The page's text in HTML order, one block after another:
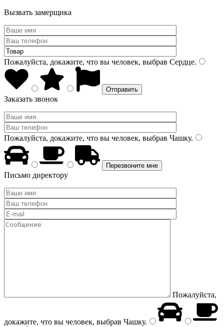
Вызвать замерщика
Пожалуйста, докажите, что вы человек, выбрав Сердце.
Заказать звонок
Пожалуйста, докажите, что вы человек, выбрав Чашку.
Письмо директору
Пожалуйста,
докажите, что вы человек, выбрав Чашку.